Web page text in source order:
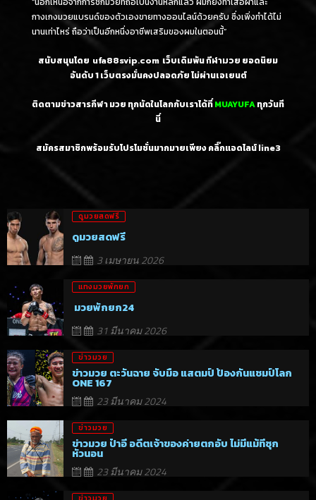
กางเกงมวยแบรนด์ของตัวเองขายทางออนไลน์ด้วยครับ ซึ่งเพิ่งทำได้ไม่
นานเท่าไหร่ ถือว่าเป็นอีกหนึ่งอาชีพเสริมของผมในตอนนี้”
สนับสนุนโดย ufa88svip.com เว็บเดิมพันกีฬามวย ยอดนิยม
อันดับ 1เว็บตรงมั่นคงปลอดภัย ไม่ผ่านเอเยนต์
ติดตามข่าวสารกีฬา มวย ทุกนัดในโลกกับเราได้ที่MUAYUFAทุกวันที
นี่
สมัครสมาชิกพร้อมรับโปรโมชั่นมากมายเพียง คลิ๊กแอดไลน์line3
ดูมวยสดฟรี
ดูมวยสดฟรี
3 เมษายน 2026
แทงมวยพักยก
มวยพักยก24
31 มีนาคม 2026
ข่าวมวย
ข่าวมวย ตะวันฉาย จับมือ แสตมป์ ป้องกันแชมป์โลก
ONE 167
23 มีนาคม 2024
ข่าวมวย
ข่าวมวย ป๋าอี อดีตเจ้าของค่ายตกอับ ไม่มีแม้ที่ซุก
หัวนอน
23 มีนาคม 2024